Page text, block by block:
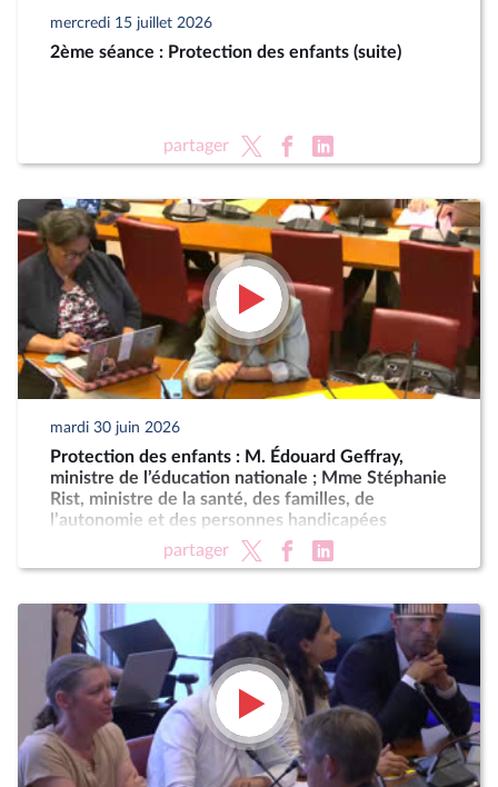
mercredi 15 juillet 2026
2ème séance : Protection des enfants (suite)
partager
mardi 30 juin 2026
Protection des enfants : M. Édouard Geffray,
ministre de l’éducation nationale ; Mme Stéphanie
Rist, ministre de la santé, des familles, de
l’autonomie et des personnes handicapées
partager